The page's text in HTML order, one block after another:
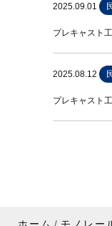
2025.09.01
プレキャス
2025.08.12
プレキャス
ホーム モノレー